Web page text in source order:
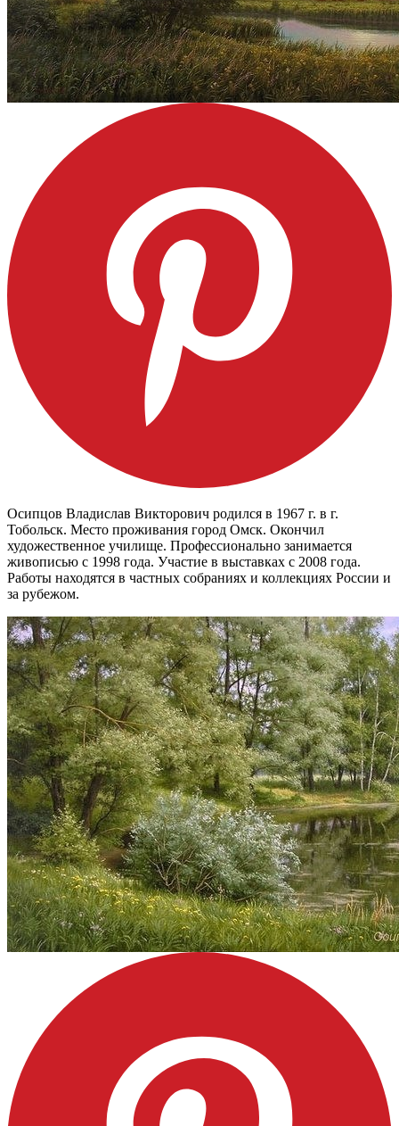
Осипцов Владислав Викторович родился в 1967 г. в г.
Тобольск. Место проживания город Омск. Окончил
художественное училище. Профессионально занимается
живописью с 1998 года. Участие в выставках с 2008 года.
Работы находятся в частных собраниях и коллекциях России и
за рубежом.